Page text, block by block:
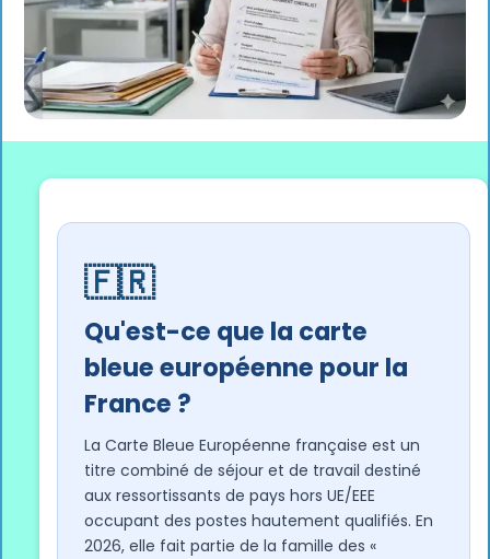
🇫🇷
Qu'est-ce que la carte
bleue européenne pour la
France ?
La Carte Bleue Européenne française est un
titre combiné de séjour et de travail destiné
aux ressortissants de pays hors UE/EEE
occupant des postes hautement qualifiés. En
2026, elle fait partie de la famille des «